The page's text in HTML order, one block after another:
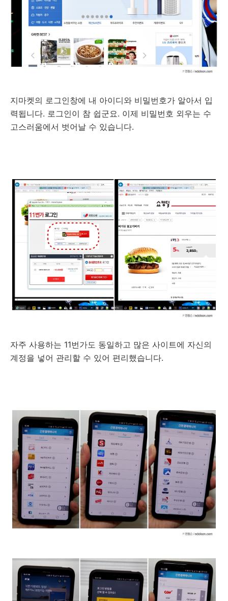
지마켓의 로그인창에 내 아이디와 비밀번호가 알아서 입
력됩니다. 로그인이 참 쉽군요. 이제 비밀번호 외우는 수
고스러움에서 벗어날 수 있습니다.
자주 사용하는 11번가도 동일하고 많은 사이트에 자신의
계정을 넣어 관리할 수 있어 편리했습니다.